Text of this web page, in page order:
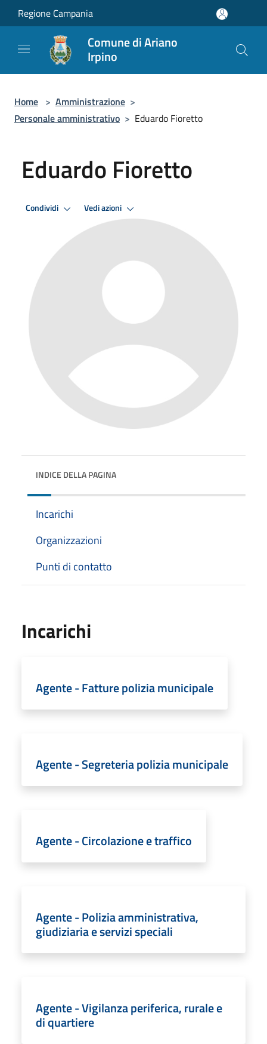
Salta al contenuto principale
Regione Campania
Comune di Ariano
Irpino
Home > Amministrazione >
Personale amministrativo > Eduardo Fioretto
Eduardo Fioretto
Condividi Vedi azioni
INDICE DELLA PAGINA
Incarichi
Organizzazioni
Punti di contatto
Incarichi
Agente - Fatture polizia municipale
Agente - Segreteria polizia municipale
Agente - Circolazione e traffico
Agente - Polizia amministrativa,
giudiziaria e servizi speciali
Agente - Vigilanza periferica, rurale e
di quartiere